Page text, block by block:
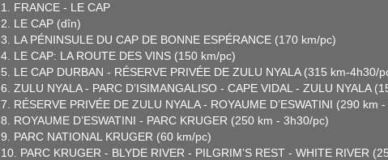
1. FRANCE - LE CAP
2. LE CAP (dîn)
3. LA PÉNINSULE DU CAP DE BONNE ESPÉRANCE (170 km/pc)
4. LE CAP: LA ROUTE DES VINS (150 km/pc)
5. LE CAP DURBAN - RÉSERVE PRIVÉE DE ZULU NYALA (315 km-4h30/
6. ZULU NYALA - PARC D’ISIMANGALISO - CAPE VIDAL - ZULU NYALA
7. RÉSERVE PRIVÉE DE ZULU NYALA - ROYAUME D’ESWATINI (290 km
8. ROYAUME D’ESWATINI - PARC KRUGER (250 km - 3h30/pc)
9. PARC NATIONAL KRUGER (60 km/pc)
10. PARC KRUGER - BLYDE RIVER - PILGRIM’S REST - WHITE RIVER